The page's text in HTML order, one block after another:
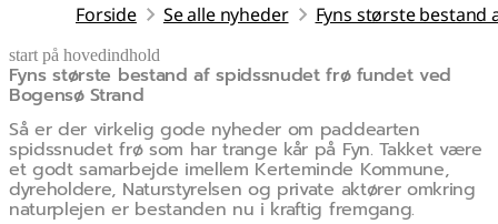
Forside Se alle nyheder Fyns største
start på hovedindhold
Fyns største bestand af spidssnudet frø fundet ved
Bogensø Strand
Så er der virkelig gode nyheder om paddearten
spidssnudet frø som har trange kår på Fyn. Takket være
et godt samarbejde imellem Kerteminde Kommune,
dyreholdere, Naturstyrelsen og private aktører omkring
naturplejen er bestanden nu i kraftig fremgang.
senest opdateret 31. marts 2026